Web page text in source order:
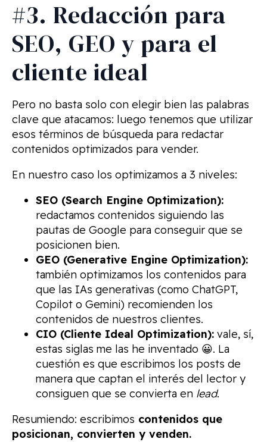
#3. Redacción para
SEO, GEO y para el
cliente ideal
Pero no basta solo con elegir bien las palabras
clave que atacamos: luego tenemos que utilizar
esos términos de búsqueda para redactar
contenidos optimizados para vender.
En nuestro caso los optimizamos a 3 niveles:
SEO (Search Engine Optimization):
redactamos contenidos siguiendo las
pautas de Google para conseguir que se
posicionen bien.
GEO (Generative Engine Optimization):
también optimizamos los contenidos para
que las IAs generativas (como ChatGPT,
Copilot o Gemini) recomienden los
contenidos de nuestros clientes.
CIO (Cliente Ideal Optimization): vale, sí,
estas siglas me las he inventado 😀. La
cuestión es que escribimos los posts de
manera que captan el interés del lector y
consiguen que se convierta en lead.
Resumiendo: escribimos contenidos que
posicionan, convierten y venden.